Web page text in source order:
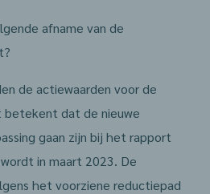
afname van de
de actiewaarden voor de
betekent dat de nieuwe
gaan zijn bij het rapport
in maart 2023. De
het voorziene reductiepad